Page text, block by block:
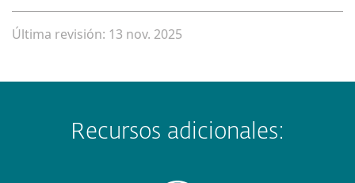
Última revisión: 13 nov. 2025
Recursos adicionales: